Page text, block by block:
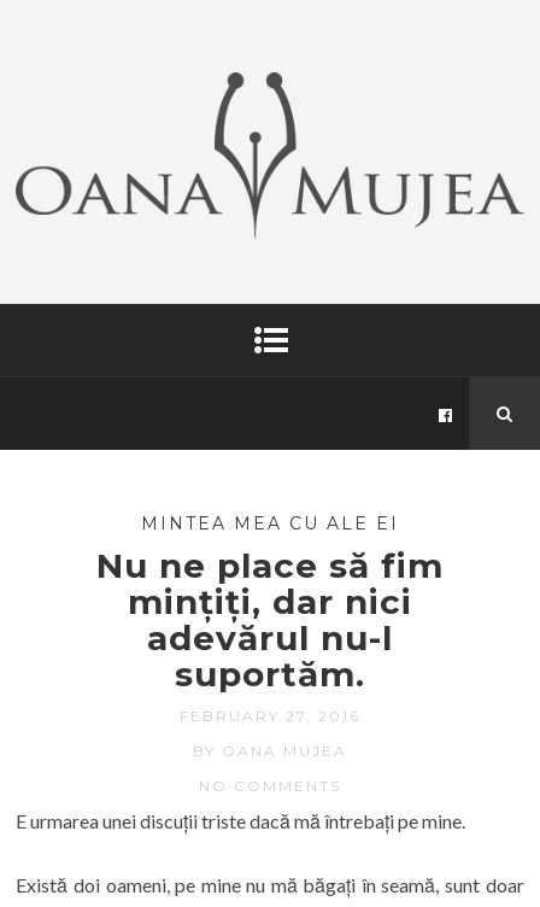
MINTEA MEA CU ALE EI
Nu ne place să fim
mințiți, dar nici
adevărul nu-l
suportăm.
FEBRUARY 27, 2016
BY OANA MUJEA
NO COMMENTS
E urmarea unei discuții triste dacă mă întrebați pe mine.
Există doi oameni, pe mine nu mă băgați în seamă, sunt doar